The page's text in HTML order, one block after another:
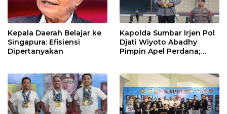
Kepala Daerah Belajar ke
Singapura: Efisiensi
Dipertanyakan
Kapolda Sumbar Irjen Pol
Djati Wiyoto Abadhy
Pimpin Apel Perdana;